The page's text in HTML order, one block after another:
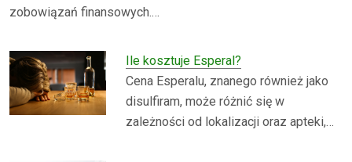
zobowiązań finansowych.…
Ile kosztuje Esperal?
Cena Esperalu, znanego również jako
disulfiram, może różnić się w
zależności od lokalizacji oraz apteki,…